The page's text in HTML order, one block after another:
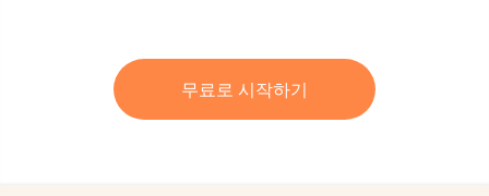
무료로 시작하기